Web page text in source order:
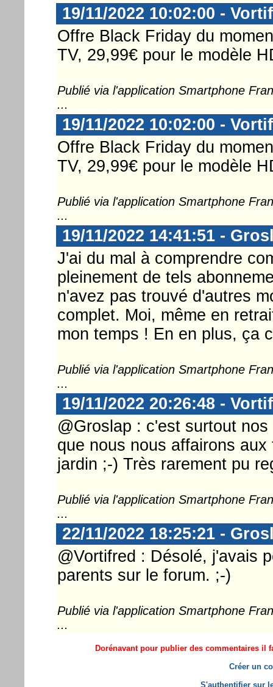
19/11/2022 10:02:00 -
Offre Black Friday du
TV, 29,99€ pour le modèle
Publié via l'application Smartphone
...
19/11/2022 10:02:00 -
Offre Black Friday du
TV, 29,99€ pour le modèle
Publié via l'application Smartphone
...
19/11/2022 14:41:51 -
J'ai du mal à comprendre
pleinement de tels
n'avez pas trouvé d'autres
complet. Moi, même en
mon temps ! En en plus, ça
Publié via l'application Smartphone
...
19/11/2022 20:26:48 -
@Groslap : c'est surtout
que nous nous affairons
jardin ;-) Très rarement pu
Publié via l'application Smartphone
...
22/11/2022 18:25:21 -
@Vortifred : Désolé, j'avais
parents sur le forum. ;-)
Publié via l'application Smartphone
...
Dorénavant pour publier des commentaires il
Créer un
S'authentifier sur